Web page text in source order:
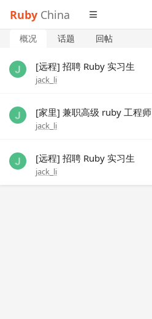
Ruby China
概况 话题 回帖
[远程] 招聘 Ruby 实习生
jack_li
[家里] 兼职高级 ruby 工程师
jack_li
[远程] 招聘 Ruby 实习生
jack_li